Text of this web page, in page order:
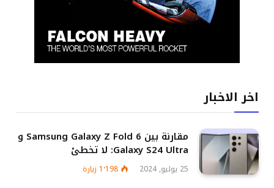
اخر الاخبار
مقارنة بين Samsung Galaxy Z Fold 6 و
Galaxy S24 Ultra: لا تخطئ
25 يوليو, 2024 1٬198 زيارة